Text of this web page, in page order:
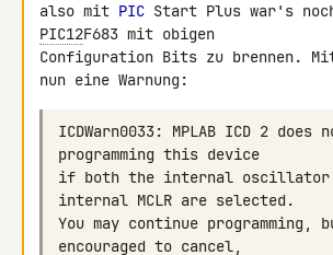
also mit PIC
PIC12F683 mit obigen
Configuration Bits zu brennen.
ICDWarn0033: MPLAB ICD 2 does
if both the internal oscillator
You may continue programming,